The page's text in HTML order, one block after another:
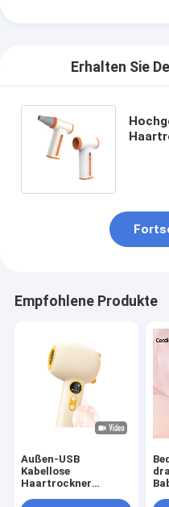
Erhalten Sie
Empfohlene Produkte
Außen-USB
Kabellose
Haartrockner